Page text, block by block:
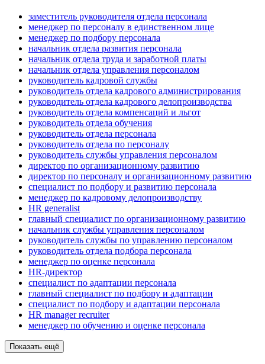
заместитель руководителя отдела персонала
менеджер по персоналу в единственном лице
менеджер по подбору персонала
начальник отдела развития персонала
начальник отдела труда и заработной платы
начальник отдела управления персоналом
руководитель кадровой службы
руководитель отдела кадрового администрирования
руководитель отдела кадрового делопроизводства
руководитель отдела компенсаций и льгот
руководитель отдела обучения
руководитель отдела персонала
руководитель отдела по персоналу
руководитель службы управления персоналом
директор по организационному развитию
директор по персоналу и организационному развитию
специалист по подбору и развитию персонала
менеджер по кадровому делопроизводству
HR generalist
главный специалист по организационному развитию
начальник службы управления персоналом
руководитель службы по управлению персоналом
руководитель отдела подбора персонала
менеджер по оценке персонала
HR-директор
специалист по адаптации персонала
главный специалист по подбору и адаптации
специалист по подбору и адаптации персонала
HR manager recruiter
менеджер по обучению и оценке персонала
Показать ещё